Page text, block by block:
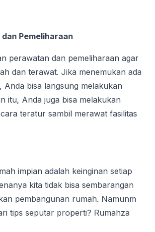
Pemeliharaan
perawatan dan pemeliharaan agar
dan terawat. Jika menemukan ada
Anda bisa langsung melakukan
itu, Anda juga bisa melakukan
teratur sambil merawat fasilitas
impian adalah keinginan setiap
kita tidak bisa sembarangan
pembangunan rumah. Namunm
tips seputar properti? Rumahza